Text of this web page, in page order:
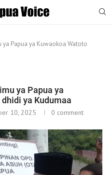
ya Papua ya Kuwaokoa Watoto
ya Papua ya
ya Kudumaa
10, 2025 0 comment